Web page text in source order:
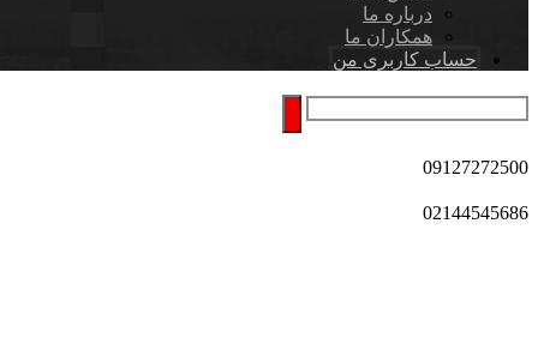
درباره ما
همکاران ما
حساب کاربری من
09127272500
02144545686